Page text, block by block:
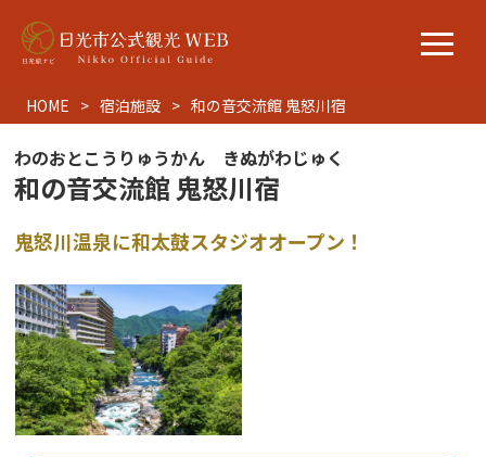
HOME 宿泊施設 和の音交流館 鬼怒川宿
わのおとこうりゅうかん きぬがわじゅく
和の音交流館 鬼怒川宿
鬼怒川温泉に和太鼓スタジオオープン！